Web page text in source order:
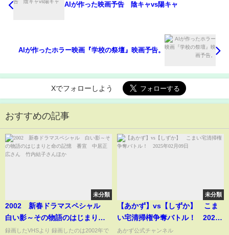
AIが作った映画予告 陰キャvs陽キャ
AIが作ったホラー映画『学校の祭壇』映画予告。
Xでフォローしよう
おすすめの記事
未分類
2002 新春ドラマスペシャル
白い影～その物語のはじまりと
命の記憶 番宣 中居正広さ
録画したVHSより 録画したのは2002年で
未分類
【あかず】vs【しずか】 こま
い宅清掃権争奪バトル！ 2025
年02月09日
あかず公式チャンネル